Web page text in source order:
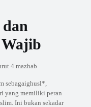
sebagaighusl*,
yang memiliki peran
Ini bukan sekadar